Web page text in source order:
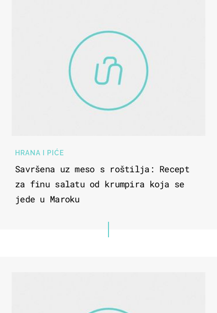
HRANA I PIĆE
Savršena uz meso s roštilja: Recept
za finu salatu od krumpira koja se
jede u Maroku